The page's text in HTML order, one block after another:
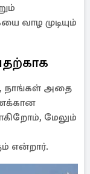
வாழ முடியும்
நாங்கள் அதை
மேலும்
என்றார்.